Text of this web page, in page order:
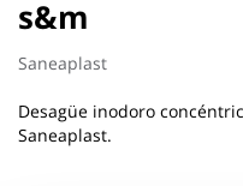
s&m
Saneaplast
Desagüe inodoro
Saneaplast.
la
galería
de